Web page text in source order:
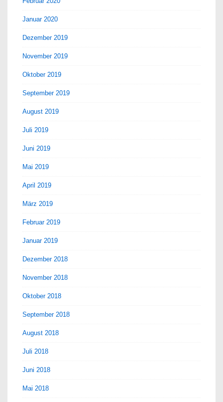
Januar 2020
Dezember 2019
November 2019
Oktober 2019
September 2019
August 2019
Juli 2019
Juni 2019
Mai 2019
April 2019
März 2019
Februar 2019
Januar 2019
Dezember 2018
November 2018
Oktober 2018
September 2018
August 2018
Juli 2018
Juni 2018
Mai 2018